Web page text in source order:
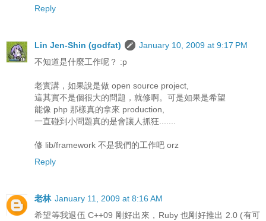
Reply
Lin Jen-Shin (godfat)
January 10, 2009 at 9:17 PM
不知道是什麼工作呢？ :p
老實講，如果說是做 open source project,
這其實不是個很大的問題，就修啊。可是如果是希望
能像 php 那樣真的拿來 production,
一直碰到小問題真的是會讓人抓狂.......
修 lib/framework 不是我們的工作吧 orz
Reply
老林 January 11, 2009 at 8:16 AM
希望等我退伍 C++09 剛好出來，Ruby 也剛好推出 2.0 (有可